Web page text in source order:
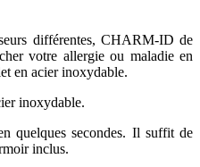
différentes, CHARM-ID de
votre allergie ou maladie en
en acier inoxydable.
inoxydable.
quelques secondes. Il suffit de
inclus.